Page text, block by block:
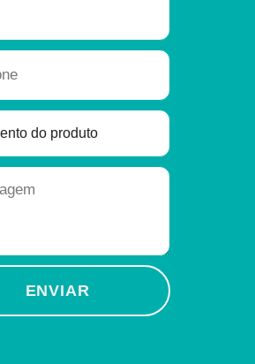
ENVIAR